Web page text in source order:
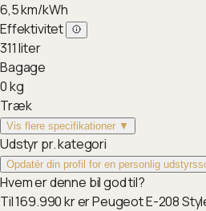
6,5km/kWh
Effektivitet
311liter
Bagage
0kg
Træk
Vis flere specifikationer ▼
Udstyr pr. kategori
Opdatér din profil for en personlig
Hvem er denne bil god til?
Til 169.990 kr er Peugeot E-208